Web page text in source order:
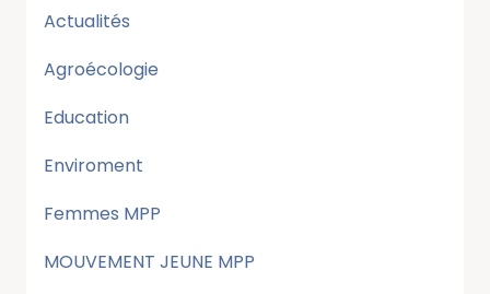
Actualités
Agroécologie
Education
Enviroment
Femmes MPP
MOUVEMENT JEUNE MPP